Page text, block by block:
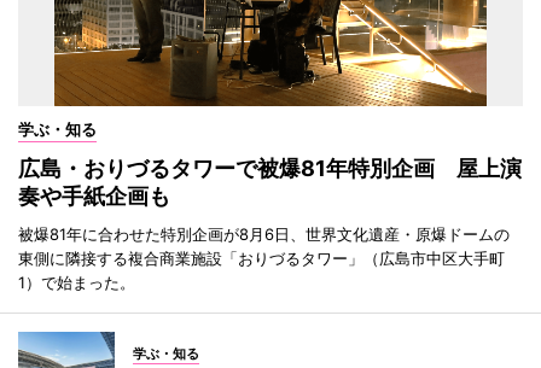
学ぶ・知る
広島・おりづるタワーで被爆81年特別企画 屋上演
奏や手紙企画も
被爆81年に合わせた特別企画が8月6日、世界文化遺産・原爆ドームの
東側に隣接する複合商業施設「おりづるタワー」（広島市中区大手町
1）で始まった。
学ぶ・知る